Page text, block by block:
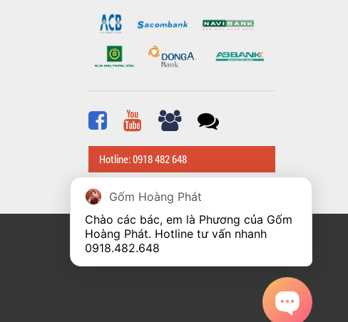
Hotline: 0918 482 648
Gốm Hoàng Phát
Chào các bác, em là Phương của Gốm
0918.482.648